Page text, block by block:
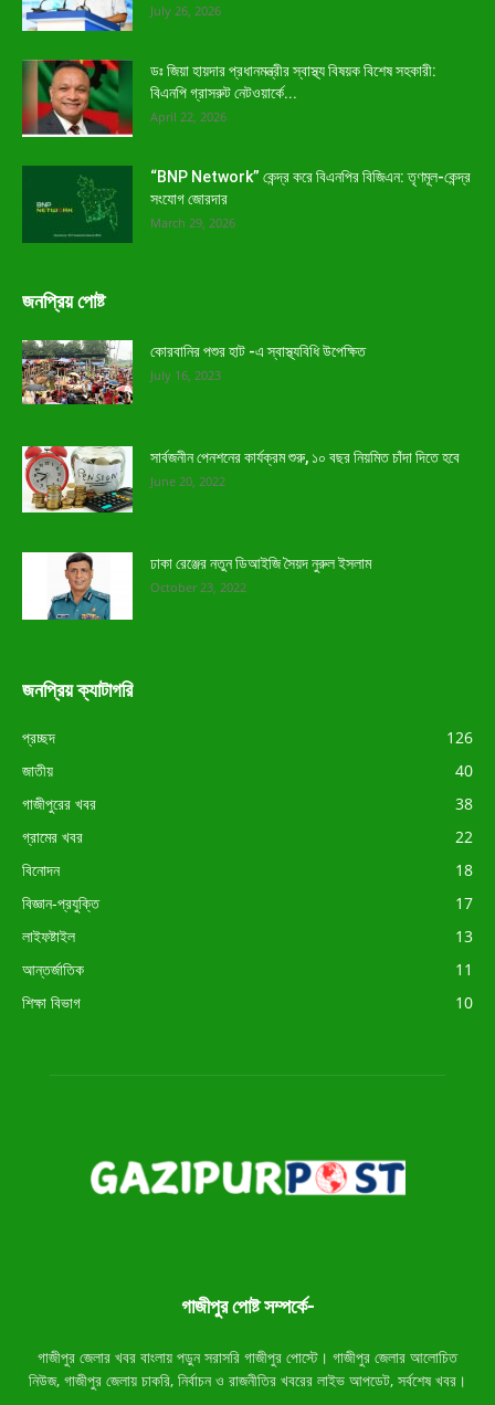
July 26, 2026
ডঃ জিয়া হায়দার প্রধানমন্ত্রীর স্বাস্থ্য বিষয়ক বিশেষ সহকারী:
বিএনপি গ্রাসরুট নেটওয়ার্কে...
April 22, 2026
“BNP Network” কেন্দ্র করে বিএনপির বিজিএন: তৃণমূল-কেন্দ্র
সংযোগ জোরদার
March 29, 2026
জনপ্রিয় পোষ্ট
কোরবানির পশুর হাট -এ স্বাস্থ্যবিধি উপেক্ষিত
July 16, 2023
সার্বজনীন পেনশনের কার্যক্রম শুরু, ১০ বছর নিয়মিত চাঁদা দিতে হবে
June 20, 2022
ঢাকা রেঞ্জের নতুন ডিআইজি সৈয়দ নুরুল ইসলাম
October 23, 2022
জনপ্রিয় ক্যাটাগরি
প্রচ্ছদ
126
জাতীয়
40
গাজীপুরের খবর
38
গ্রামের খবর
22
বিনোদন
18
বিজ্ঞান-প্রযুক্তি
17
লাইফষ্টাইল
13
আন্তর্জাতিক
11
শিক্ষা বিভাগ
10
গাজীপুর পোষ্ট সম্পর্কে-
গাজীপুর জেলার খবর বাংলায় পড়ুন সরাসরি গাজীপুর পোস্টে। গাজীপুর জেলার আলোচিত
নিউজ, গাজীপুর জেলায় চাকরি, নির্বাচন ও রাজনীতির খবরের লাইভ আপডেট, সর্বশেষ খবর।